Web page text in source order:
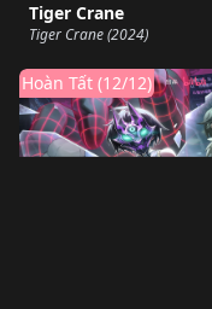
Tiger Crane
Tiger Crane (2024)
Hoàn Tất (12/12)